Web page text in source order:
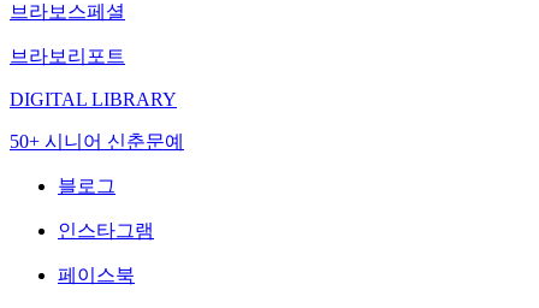
브라보스페셜
브라보리포트
DIGITAL LIBRARY
50+ 시니어 신춘문예
블로그
인스타그램
페이스북